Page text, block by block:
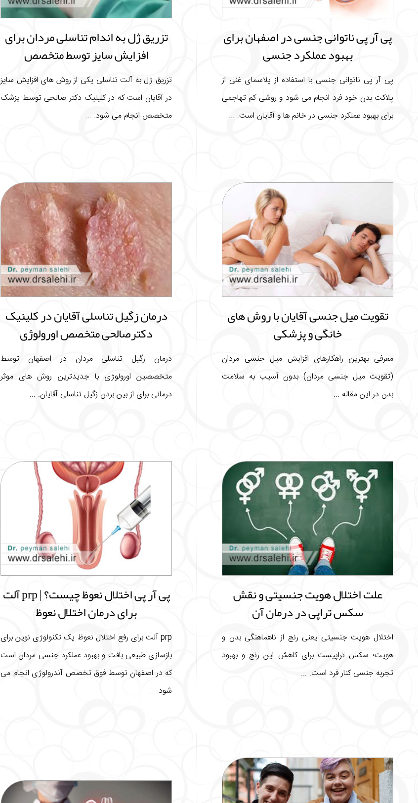
پی آر پی ناتوانی جنسی در اصفهان برای
بهبود عملکرد جنسی
پی آر پی ناتوانی جنسی با استفاده از پلاسمای غنی از
پلاکت بدن خود فرد انجام می شود و روشی کم تهاجمی
برای بهبود عملکرد جنسی در خانم ها و آقایان است. ...
تزریق ژل به اندام تناسلی مردان برای
افزایش سایز توسط متخصص
تزریق ژل به آلت تناسلی یکی از روش های افزایش سایز
در آقایان است که در کلینیک دکتر صالحی توسط پزشک
متخصص انجام می شود. ...
تقویت میل جنسی آقایان با روش های
خانگی و پزشکی
معرفی بهترین راهکارهای افزایش میل جنسی مردان
(تقویت میل جنسی مردان) بدون آسیب به سلامت
بدن در این مقاله ...
درمان زگیل تناسلی آقایان در کلینیک
دکترصالحی متخصص اورولوژی
درمان زگیل تناسلی مردان در اصفهان توسط
متخصصین اورولوژی با جدیدترین روش های موثر
درمانی برای از بین بردن زگیل تناسلی آقایان. ...
علت اختلال هویت جنسیتی و نقش
سکس تراپی در درمان آن
اختلال هویت جنسیتی یعنی رنج از ناهماهنگی بدن و
هویت؛ سکس تراپیست برای کاهش این رنج و بهبود
تجربه جنسی کنار فرد است. ...
پی آر پی اختلال نعوظ چیست؟ | prp آلت
برای درمان اختلال نعوظ
prp آلت برای رفع اختلال نعوظ یک تکنولوژی نوین برای
بازسازی طبیعی بافت و بهبود عملکرد جنسی مردان است
که در اصفهان توسط فوق تخصص آندرولوژی انجام می
شود. ...